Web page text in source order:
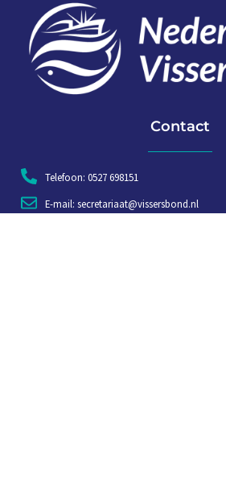
Contact
Telefoon: 0527 698151
E-mail: secretariaat@vissersbond.nl